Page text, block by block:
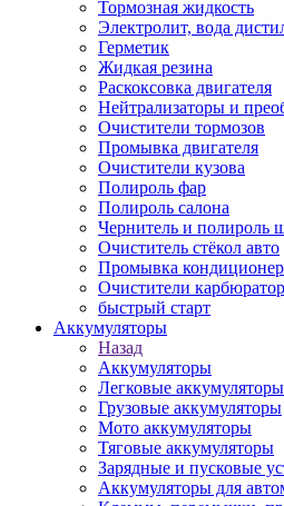
Тормозная жидкость
Электролит, вода
Герметик
Жидкая резина
Раскоксовка двигателя
Нейтрализаторы и
Очистители тормозов
Промывка двигателя
Очистители кузова
Полироль фар
Полироль салона
Чернитель и полироль
Очиститель стёкол авто
Промывка
Очистители
быстрый старт
Аккумуляторы
Назад
Аккумуляторы
Легковые аккумуляторы
Грузовые аккумуляторы
Мото аккумуляторы
Тяговые аккумуляторы
Зарядные и пусковые
Аккумуляторы для